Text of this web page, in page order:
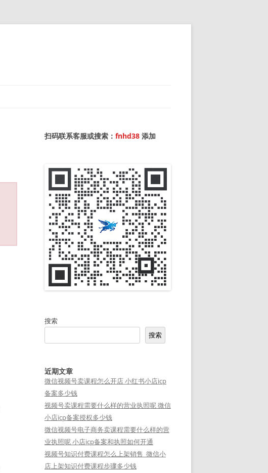
扫码联系客服或搜索： fnhd38 添加
搜索
搜索
近期文章
微信视频号卖课程怎么开店 小红书小店icp
备案多少钱
视频号卖课程需要什么样的营业执照呢 微信
小店icp备案授权多少钱
微信视频号电子商务卖课程需要什么样的营
业执照呢 小店icp备案和执照如何开通
视频号知识付费课程怎么上架销售_微信小
店上架知识付费课程步骤多少钱